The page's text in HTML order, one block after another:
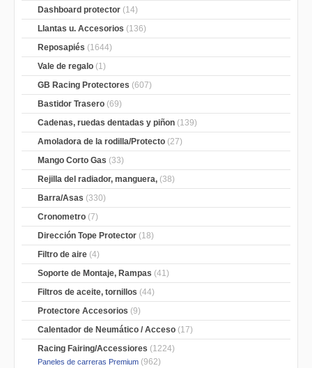
Dashboard protector (14)
Llantas u. Accesorios (136)
Reposapiés (1644)
Vale de regalo (1)
GB Racing Protectores (607)
Bastidor Trasero (69)
Cadenas, ruedas dentadas y piñon (139)
Amoladora de la rodilla/Protecto (27)
Mango Corto Gas (33)
Rejilla del radiador, manguera, (38)
Barra/Asas (330)
Cronometro (7)
Dirección Tope Protector (18)
Filtro de aire (4)
Soporte de Montaje, Rampas (41)
Filtros de aceite, tornillos (44)
Protectore Accesorios (9)
Calentador de Neumático / Acceso (17)
Racing Fairing/Accessiores (1224)
Paneles de carreras Premium (962)